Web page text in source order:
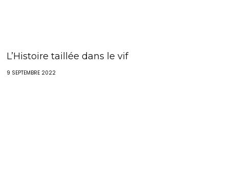
L’Histoire taillée dans le vif
9 SEPTEMBRE 2022